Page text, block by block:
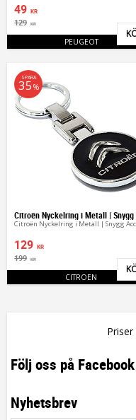
49 KR
129 KR
PEUGEOT
129 KR
199 KR
SPARA
35 %
CITROEN
Priser
Följ oss på Facebook
Nyhetsbrev